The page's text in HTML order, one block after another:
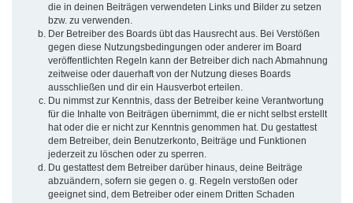
die in deinen Beiträgen verwendeten Links und Bilder zu setzen
bzw. zu verwenden.
Der Betreiber des Boards übt das Hausrecht aus. Bei Verstößen
gegen diese Nutzungsbedingungen oder anderer im Board
veröffentlichten Regeln kann der Betreiber dich nach Abmahnung
zeitweise oder dauerhaft von der Nutzung dieses Boards
ausschließen und dir ein Hausverbot erteilen.
Du nimmst zur Kenntnis, dass der Betreiber keine Verantwortung
für die Inhalte von Beiträgen übernimmt, die er nicht selbst erstellt
hat oder die er nicht zur Kenntnis genommen hat. Du gestattest
dem Betreiber, dein Benutzerkonto, Beiträge und Funktionen
jederzeit zu löschen oder zu sperren.
Du gestattest dem Betreiber darüber hinaus, deine Beiträge
abzuändern, sofern sie gegen o. g. Regeln verstoßen oder
geeignet sind, dem Betreiber oder einem Dritten Schaden